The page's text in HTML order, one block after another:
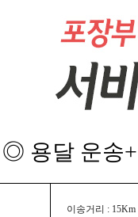
◎ 용달 운송+
이송거리 :